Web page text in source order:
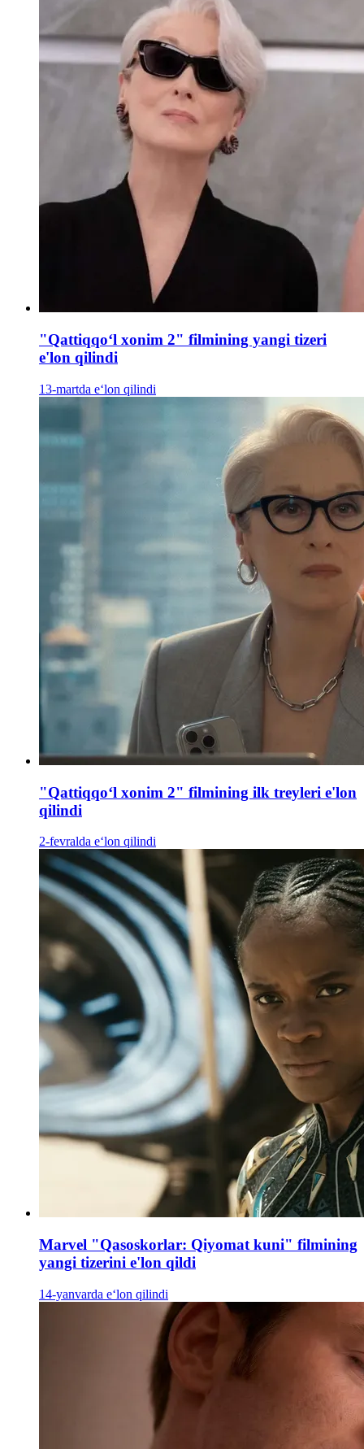
"Qattiqqoʻl xonim 2" filmining yangi tizeri
e'lon qilindi
13-martda e‘lon qilindi
"Qattiqqoʻl xonim 2" filmining ilk treyleri e'lon
qilindi
2-fevralda e‘lon qilindi
Marvel "Qasoskorlar: Qiyomat kuni" filmining
yangi tizerini e'lon qildi
14-yanvarda e‘lon qilindi